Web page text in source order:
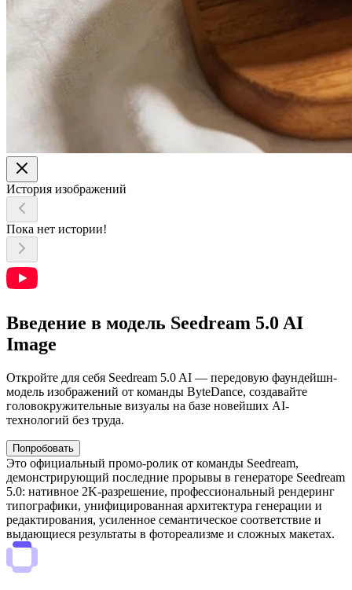
История изображений
Пока нет истории!
Введение в модель Seedream 5.0 AI
Image
Откройте для себя Seedream 5.0 AI — передовую фаундейшн-
модель изображений от команды ByteDance, создавайте
головокружительные визуалы на базе новейших AI-
технологий без труда.
Попробовать
Это официальный промо-ролик от команды Seedream,
демонстрирующий последние прорывы в генераторе Seedream
5.0: нативное 2K-разрешение, профессиональный рендеринг
типографики, унифицированная архитектура генерации и
редактирования, усиленное семантическое соответствие и
выдающиеся результаты в фотореализме и сложных макетах.